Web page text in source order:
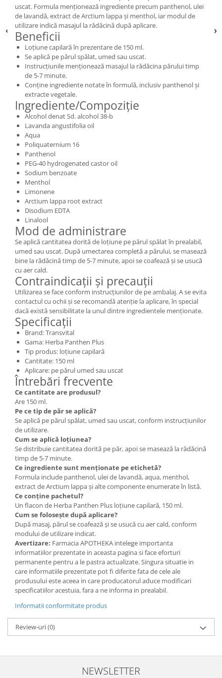
uscat. Formula menționează ingrediente precum panthenol, ulei
de lavandă, extract de Arctium lappa și menthol, iar modul de
utilizare indică masajul la rădăcină după aplicare.
Beneficii
Loțiune capilară în prezentare de 150 ml.
Se aplică pe părul spălat, umed sau uscat.
Instrucțiunile menționează masajul la rădăcina părului timp
de 5-7 minute.
Conține ingrediente notate în formulă, inclusiv panthenol și
extracte vegetale.
Ingrediente/Compoziție
Alcohol denat Sd. alcohol 38-b
Lavanda angustifolia oil
Aqua
Poliquaternium 16
Panthenol
PEG-40 hydrogenated castor oil
Sodium benzoate
Menthol
Limonene
Arctium lappa root extract
Disodium EDTA
Linalool
Mod de administrare
Se aplică cantitatea dorită de loțiune pe părul spălat în prealabil,
umed sau uscat. După umectarea completă a părului, se masează
bine la rădăcină timp de 5-7 minute, apoi se coafează și se usucă
cu aer cald.
Contraindicații și precauții
Utilizarea se face conform instrucțiunilor de pe ambalaj. A se evita
contactul cu ochii și se recomandă atenție la aplicare, în special
dacă există sensibilitate la unul dintre ingredientele menționate.
Specificații
Brand: Transvital
Gama: Herba Panthen Plus
Tip produs: loțiune capilară
Cantitate: 150 ml
Aplicare: pe părul umed sau uscat
Întrebări frecvente
Ce cantitate are produsul?
Are 150 ml.
Pe ce tip de păr se aplică?
Se aplică pe părul spălat, umed sau uscat, conform instrucțiunilor
de utilizare.
Cum se aplică loțiunea?
Se distribuie cantitatea dorită pe păr, apoi se masează la rădăcină
timp de 5-7 minute.
Ce ingrediente sunt menționate pe etichetă?
Formula include panthenol, ulei de lavandă, aqua, menthol,
extract de Arctium lappa și alte componente enumerate în listă.
Ce conține pachetul?
Un flacon de Herba Panthen Plus loțiune capilară, 150 ml.
Cum se folosește după aplicare?
După masaj, părul se coafează și se usucă cu aer cald, conform
modului de utilizare indicat.
Avertizare: Farmacia APOTHEKA intelege importanta
informatiilor prezentate in aceasta pagina si face eforturi
permanente pentru a le pastra actualizate. Singura situatie in
care informatiile prezentate pot fi diferite fata de cele ale
produsului este aceea in care producatorul aduce modificari
specificatiilor acestuia, fara a ne informa in prealabil.
Informatii conformitate produs
Review-uri(0)
NEWSLETTER